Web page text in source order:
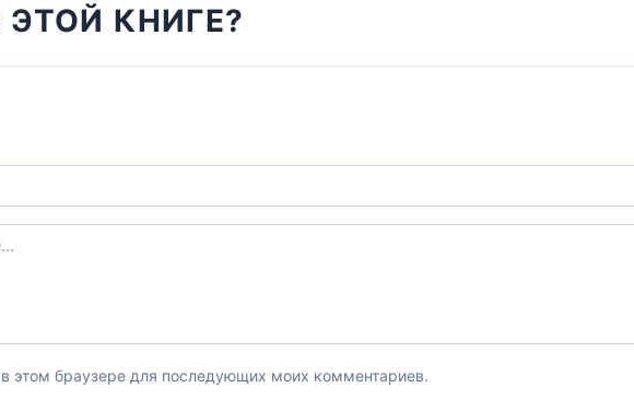
КНИГЕ?
этом браузере для последующих моих комментариев.